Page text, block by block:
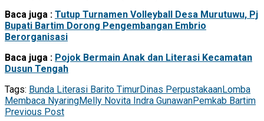
Baca juga : Tutup Turnamen Volleyball Desa Murutuwu, Pj
Bupati Bartim Dorong Pengembangan Embrio
Berorganisasi
Baca juga : Pojok Bermain Anak dan Literasi Kecamatan
Dusun Tengah
Tags: Bunda Literasi Barito TimurDinas PerpustakaanLomba
Membaca NyaringMelly Novita Indra GunawanPemkab Bartim
Previous Post